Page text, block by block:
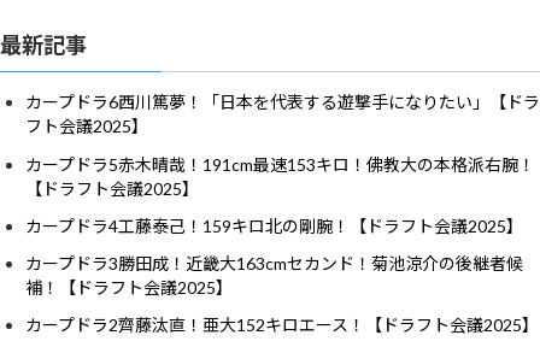
最新記事
カープドラ6西川篤夢！「日本を代表する遊撃手になりたい」【ドラ
フト会議2025】
カープドラ5赤木晴哉！191cm最速153キロ！佛教大の本格派右腕！
【ドラフト会議2025】
カープドラ4工藤泰己！159キロ北の剛腕！【ドラフト会議2025】
カープドラ3勝田成！近畿大163cmセカンド！菊池涼介の後継者候
補！【ドラフト会議2025】
カープドラ2齊藤汰直！亜大152キロエース！【ドラフト会議2025】